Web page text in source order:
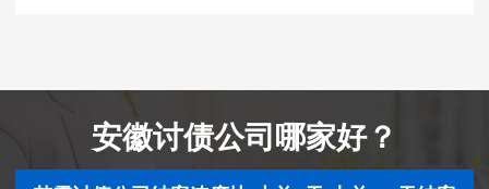
安徽讨债公司哪家好？